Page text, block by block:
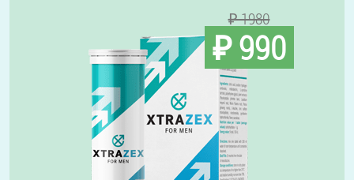
₽ 1980
₽ 990